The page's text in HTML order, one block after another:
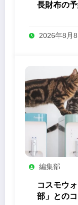
長財布の
2026年8月8
編集部
コスモウ
部」との